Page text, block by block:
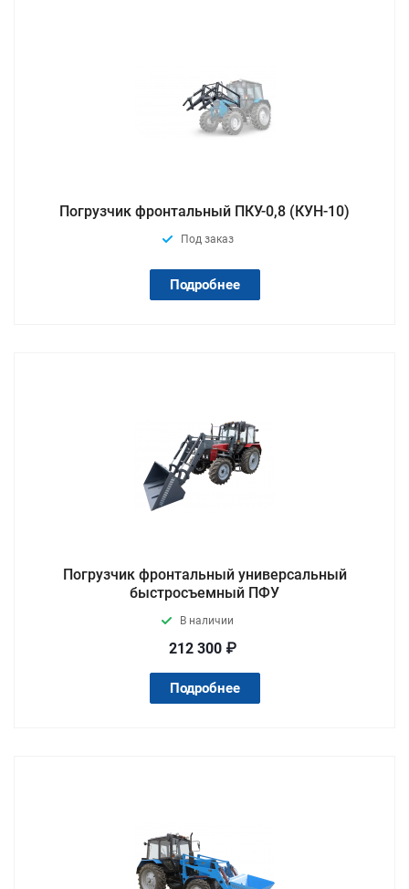
Погрузчик фронтальный ПКУ-0,8 (КУН-10)
Под заказ
Подробнее
Погрузчик фронтальный универсальный
быстросъемный ПФУ
В наличии
212 300 ₽
Подробнее